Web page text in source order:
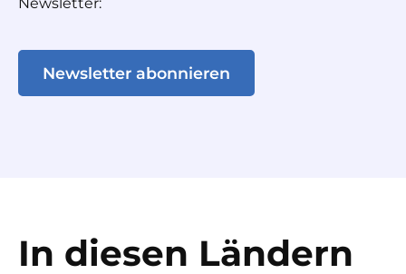
Newsletter:
Newsletter abonnieren
In diesen Ländern